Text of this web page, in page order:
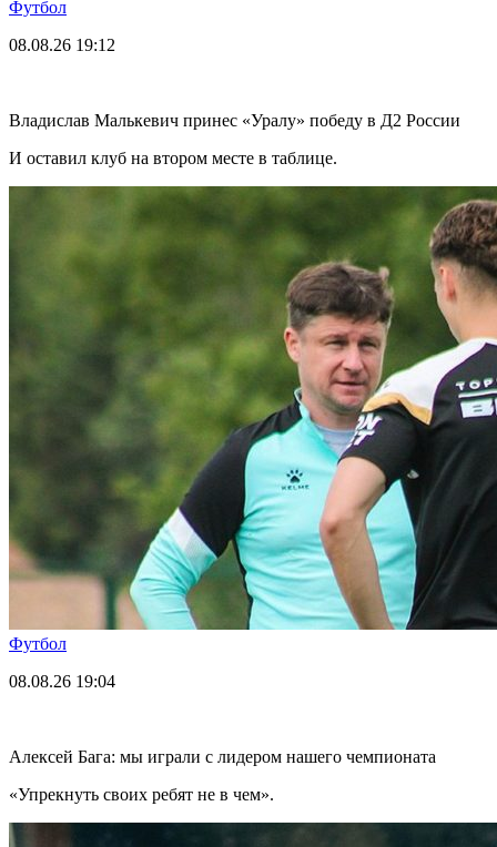
Футбол
08.08.26 19:12
Владислав Малькевич принес «Уралу» победу в Д2 России
И оставил клуб на втором месте в таблице.
Футбол
08.08.26 19:04
Алексей Бага: мы играли с лидером нашего чемпионата
«Упрекнуть своих ребят не в чем».